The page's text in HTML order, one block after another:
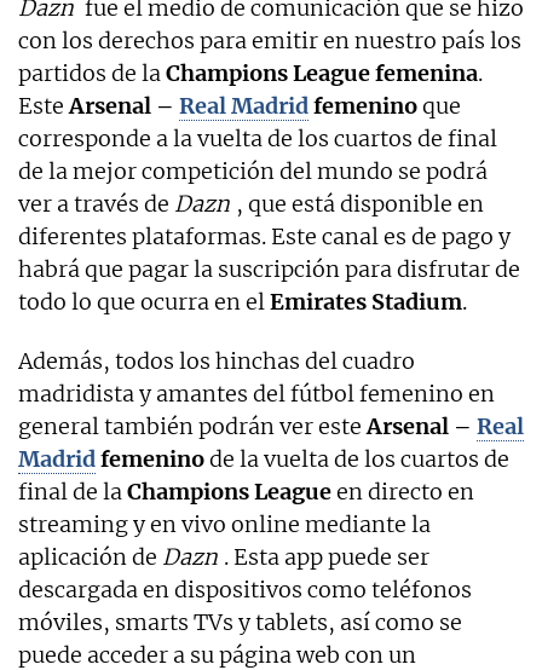
Dazn fue el medio de comunicación que se hizo
con los derechos para emitir en nuestro país los
partidos de laChampions League femenina.
EsteArsenal – Real Madridfemeninoque
corresponde a la vuelta de los cuartos de final
de la mejor competición del mundo se podrá
ver a través de Dazn , que está disponible en
diferentes plataformas. Este canal es de pago y
habrá que pagar la suscripción para disfrutar de
todo lo que ocurra en elEmirates Stadium.
Además, todos los hinchas del cuadro
madridista y amantes del fútbol femenino en
general también podrán ver esteArsenal – Real
Madridfemeninode la vuelta de los cuartos de
final de laChampions Leagueen directo en
streaming y en vivo online mediante la
aplicación de Dazn . Esta app puede ser
descargada en dispositivos como teléfonos
móviles, smarts TVs y tablets, así como se
puede acceder a su página web con un